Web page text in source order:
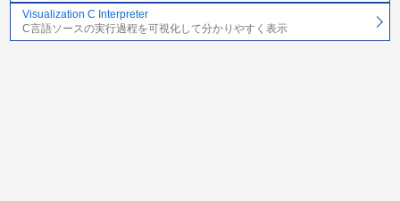
Visualization C Interpreter
C言語ソースの実行過程を可視化して分かりやすく表示